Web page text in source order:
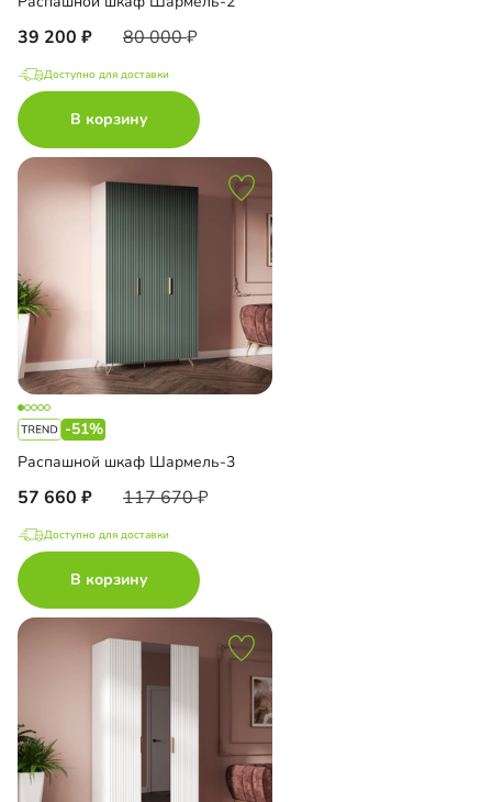
39 200 80 000
Доступно для доставки
В корзину
-51%
Распашной шкаф Шармель-3
57 660 117 670
Доступно для доставки
В корзину